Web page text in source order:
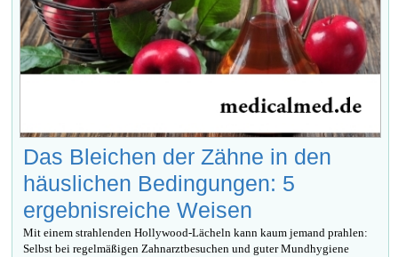
Das Bleichen der Zähne in den
häuslichen Bedingungen: 5
ergebnisreiche Weisen
Mit einem strahlenden Hollywood-Lächeln kann kaum jemand prahlen:
Selbst bei regelmäßigen Zahnarztbesuchen und guter Mundhygiene